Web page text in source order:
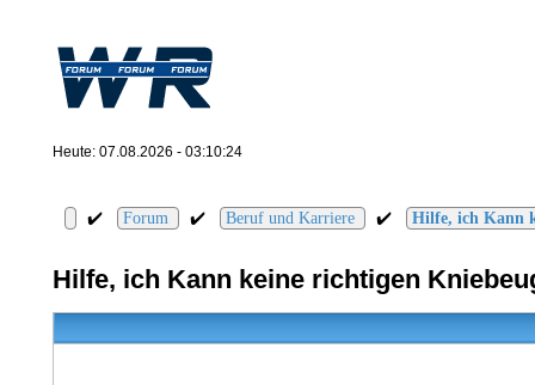
Heute: 07.08.2026 - 03:10:24
✔️ Forum ✔️ Beruf und Karriere ✔️ Hilfe, ich Kann
Hilfe, ich Kann keine richtigen